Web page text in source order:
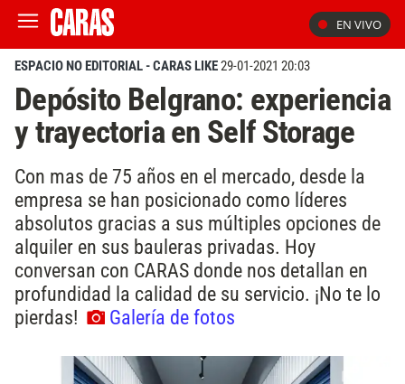
EN VIVO
ESPACIO NO EDITORIAL - CARAS LIKE29-01-2021 20:03
Depósito Belgrano: experiencia
y trayectoria en Self Storage
Con mas de 75 años en el mercado, desde la
empresa se han posicionado como líderes
absolutos gracias a sus múltiples opciones de
alquiler en sus bauleras privadas. Hoy
conversan con CARAS donde nos detallan en
profundidad la calidad de su servicio. ¡No te lo
pierdas!
Galería de fotos